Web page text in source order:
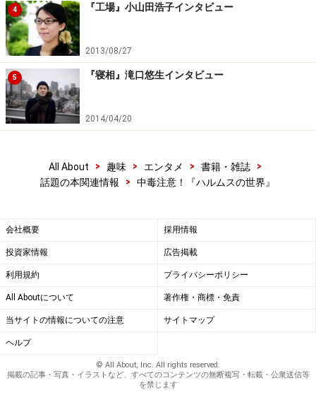
4 『工場』小山田浩子インタビュー
2013/08/27
5 『寝相』滝口悠生インタビュー
2014/04/20
All About > 趣味 > エンタメ > 書籍・雑誌
>
話題の本関連情報
> 中毒注意！『ハルムスの世界』
会社概要 採用情報
投資家情報 広告掲載
利用規約 プライバシーポリシー
All Aboutについて 著作権・商標・免責
当サイトの情報についての注意 サイトマップ
ヘルプ
© All About, Inc. All rights reserved.
掲載の記事・写真・イラストなど、すべてのコンテンツの無断複写・転載・公衆送信等
を禁じます